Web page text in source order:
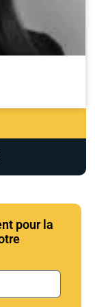
sur mesure
aux sociétés
besoins
pour la